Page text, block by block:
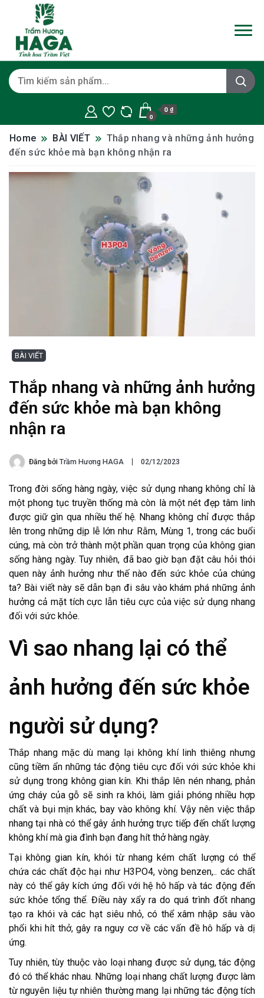
0
0 ₫
Home BÀI VIẾT
Thắp nhang và những ảnh hưởng
đến sức khỏe mà bạn không nhận ra
BÀI VIẾT
Thắp nhang và những ảnh hưởng
đến sức khỏe mà bạn không
nhận ra
Đăng bởi Trầm Hương HAGA 02/12/2023
Trong đời sống hàng ngày, việc sử dụng nhang không chỉ là
một phong tục truyền thống mà còn là một nét đẹp tâm linh
được giữ gìn qua nhiều thế hệ. Nhang không chỉ được thắp
lên trong những dịp lễ lớn như Rằm, Mùng 1, trong các buổi
cúng, mà còn trở thành một phần quan trọng của không gian
sống hàng ngày. Tuy nhiên, đã bao giờ bạn đặt câu hỏi thói
quen này ảnh hưởng như thế nào đến sức khỏe của chúng
ta? Bài viết này sẽ dẫn bạn đi sâu vào khám phá những ảnh
hưởng cả mặt tích cực lẫn tiêu cực của việc sử dụng nhang
đối với sức khỏe.
Vì sao nhang lại có thể
ảnh hưởng đến sức khỏe
người sử dụng?
Thắp nhang mặc dù mang lại không khí linh thiêng nhưng
cũng tiềm ẩn những tác động tiêu cực đối với sức khỏe khi
sử dụng trong không gian kín. Khi thắp lên nén nhang, phản
ứng cháy của gỗ sẽ sinh ra khói, làm giải phóng nhiều hợp
chất và bụi mịn khác, bay vào không khí. Vậy nên việc thắp
nhang tại nhà có thể gây ảnh hưởng trực tiếp đến chất lượng
không khí mà gia đình bạn đang hít thở hàng ngày.
Tại không gian kín, khói từ nhang kém chất lượng có thể
chứa các chất độc hại như H3PO4, vòng benzen,.. các chất
này có thể gây kích ứng đối với hệ hô hấp và tác động đến
sức khỏe tổng thể. Điều này xẩy ra do quá trình đốt nhang
tạo ra khói và các hạt siêu nhỏ, có thể xâm nhập sâu vào
phổi khi hít thở, gây ra nguy cơ về các vấn đề hô hấp và dị
ứng.
Tuy nhiên, tùy thuộc vào loại nhang được sử dụng, tác động
đó có thể khác nhau. Những loại nhang chất lượng được làm
từ nguyên liệu tự nhiên thường mang lại những tác động tích